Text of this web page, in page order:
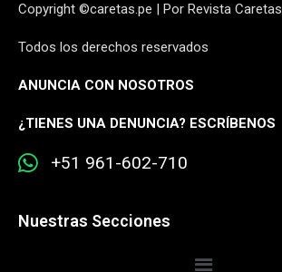
Copyright ©caretas.pe | Por Revista Caretas
Todos los derechos reservados
ANUNCIA CON NOSOTROS
¿TIENES UNA DENUNCIA? ESCRÍBENOS
+51 961-602-710
Nuestras Secciones